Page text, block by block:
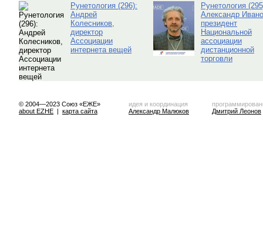
Рунетология (296):
Андрей
Колесников,
директор
Ассоциации
интернета вещей
Рунетология
Александр
президент
Национальной
ассоциации
дистанционной
торговли
© 2004—2023 Союз «ЕЖЕ»
about EZHE | карта сайта
идея и координация
Александр Малюков
Дмитрий Леонов